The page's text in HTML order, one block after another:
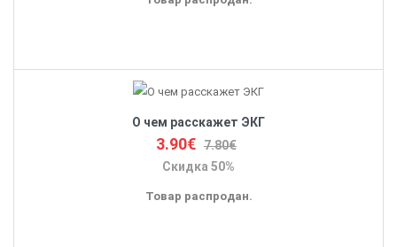
О чем расскажет ЭКГ
3.90€ 7.80€
Скидка 50%
Товар распродан.